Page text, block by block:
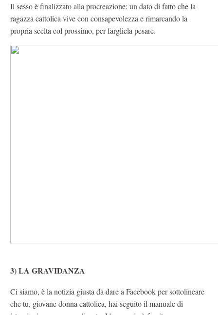
Il sesso è finalizzato alla procreazione: un dato di fatto che la
ragazza cattolica vive con consapevolezza e rimarcando la
propria scelta col prossimo, per fargliela pesare.
3) LA GRAVIDANZA
Ci siamo, è la notizia giusta da dare a Facebook per sottolineare
che tu, giovane donna cattolica, hai seguito il manuale di